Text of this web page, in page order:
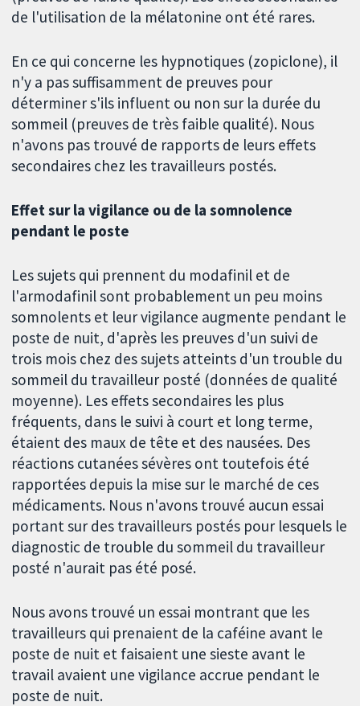
de l'utilisation de la mélatonine ont été rares.
En ce qui concerne les hypnotiques (zopiclone), il
n'y a pas suffisamment de preuves pour
déterminer s'ils influent ou non sur la durée du
sommeil (preuves de très faible qualité). Nous
n'avons pas trouvé de rapports de leurs effets
secondaires chez les travailleurs postés.
Effet sur la vigilance ou de la somnolence
pendant le poste
Les sujets qui prennent du modafinil et de
l'armodafinil sont probablement un peu moins
somnolents et leur vigilance augmente pendant le
poste de nuit, d'après les preuves d'un suivi de
trois mois chez des sujets atteints d'un trouble du
sommeil du travailleur posté (données de qualité
moyenne). Les effets secondaires les plus
fréquents, dans le suivi à court et long terme,
étaient des maux de tête et des nausées. Des
réactions cutanées sévères ont toutefois été
rapportées depuis la mise sur le marché de ces
médicaments. Nous n'avons trouvé aucun essai
portant sur des travailleurs postés pour lesquels le
diagnostic de trouble du sommeil du travailleur
posté n'aurait pas été posé.
Nous avons trouvé un essai montrant que les
travailleurs qui prenaient de la caféine avant le
poste de nuit et faisaient une sieste avant le
travail avaient une vigilance accrue pendant le
poste de nuit.